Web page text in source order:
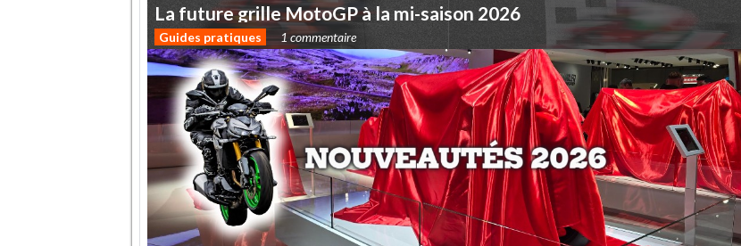
La futuregrilleMotoGP à la mi-saison 2026
Guides pratiques 1 commentaire